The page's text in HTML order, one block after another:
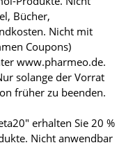
Bücher,
Nicht mit
Coupons)
www.pharmeo.de.
solange der Vorrat
früher zu beenden.
erhalten Sie 20 %
Nicht anwendbar